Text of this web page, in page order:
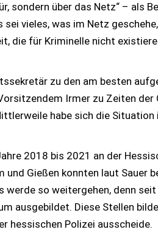
sondern über das Netz“ – als
vieles, was im Netz
die für Kriminelle nicht
zu den am besten
Irmer zu Zeiten
habe sich die
2018 bis 2021 an der
und Gießen konnten laut
so weitergehen, denn
ausgebildet. Diese Stellen
hessischen Polizei ausscheide.